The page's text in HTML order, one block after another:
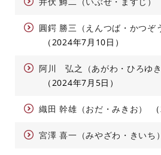
圓鍔 勝三（えんつば・かつぞ
2024年7月10日
阿川 弘之（あがわ・ひろゆき
2024年7月5日
織田 幹雄（おだ・みきお）
宮澤 喜一（みやざわ・きいち）